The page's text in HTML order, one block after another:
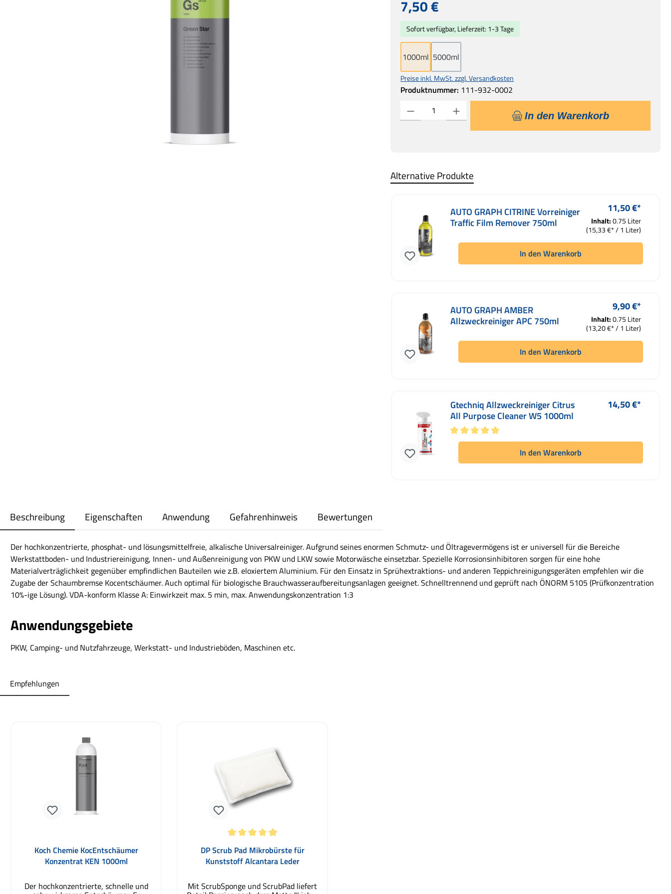
7,50 €
Preise inkl. MwSt. zzgl. Versandkosten
Produktnummer: 111-932-0002
Sofort verfügbar, Lieferzeit: 1-3 Tage
1000ml 5000ml
Produkt Anzahl: Gib den gewünschten Wert ein oder benutze die Schaltflächen um die
In den Warenkorb
Alternative Produkte
AUTO GRAPH CITRINE Vorreiniger
Traffic Film Remover 750ml
Inhalt:0.75 Liter
(15,33 €* / 1 Liter)
Regulärer Preis:
11,50 €*
In den Warenkorb
AUTO GRAPH AMBER
Allzweckreiniger APC 750ml
Inhalt:0.75 Liter
(13,20 €* / 1 Liter)
Regulärer Preis:
9,90 €*
In den Warenkorb
Gtechniq Allzweckreiniger Citrus
All Purpose Cleaner W5 1000ml
Durchschnittliche Bewertung von 5 von 5 Sternen
Regulärer Preis:
14,50 €*
In den Warenkorb
Beschreibung Eigenschaften Anwendung Gefahrenhinweis Bewertungen
Der hochkonzentrierte, phosphat- und lösungsmittelfreie, alkalische Universalreiniger. Aufgrund seines enormen Schmutz- und Öltragevermögens ist er universell für die Bereiche
Werkstattboden- und Industriereinigung, Innen- und Außenreinigung von PKW und LKW sowie Motorwäsche einsetzbar. Spezielle Korrosionsinhibitoren sorgen für eine hohe
Materialverträglichkeit gegenüber empfindlichen Bauteilen wie z.B. eloxiertem Aluminium. Für den Einsatz in Sprühextraktions- und anderen Teppichreinigungsgeräten empfehlen wir die
Zugabe der Schaumbremse Kocentschäumer. Auch optimal für biologische Brauchwasseraufbereitungsanlagen geeignet. Schnelltrennend und geprüft nach ÖNORM 5105 (Prüfkonzentration
10%-ige Lösung). VDA-konform Klasse A: Einwirkzeit max. 5 min, max. Anwendungskonzentration 1:3
Anwendungsgebiete
PKW, Camping- und Nutzfahrzeuge, Werkstatt- und Industrieböden, Maschinen etc.
Empfehlungen
Koch Chemie KocEntschäumer
Konzentrat KEN 1000ml
Der hochkonzentrierte, schnelle und
Durchschnittliche Bewertung von 4.94 von 5 Sternen
DP Scrub Pad Mikrobürste für
Kunststoff Alcantara Leder
Mit ScrubSponge und ScrubPad liefert